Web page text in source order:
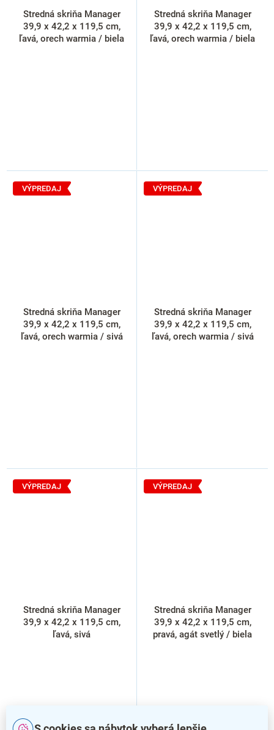
Stredná skriňa Manager
39,9 x 42,2 x 119,5 cm,
ľavá, orech warmia / biela
Stredná skriňa Manager
39,9 x 42,2 x 119,5 cm,
ľavá, orech warmia / biela
VÝPREDAJ
Stredná skriňa Manager
39,9 x 42,2 x 119,5 cm,
ľavá, orech warmia / sivá
VÝPREDAJ
Stredná skriňa Manager
39,9 x 42,2 x 119,5 cm,
ľavá, orech warmia / sivá
VÝPREDAJ
Stredná skriňa Manager
39,9 x 42,2 x 119,5 cm,
ľavá, sivá
VÝPREDAJ
Stredná skriňa Manager
39,9 x 42,2 x 119,5 cm,
pravá, agát svetlý / biela